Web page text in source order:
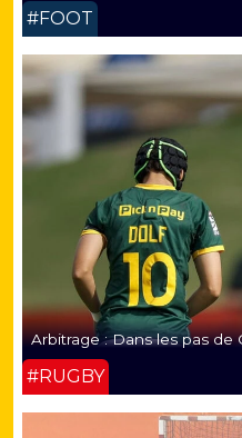
#FOOT
Arbitrage : Dans les pas de
#RUGBY